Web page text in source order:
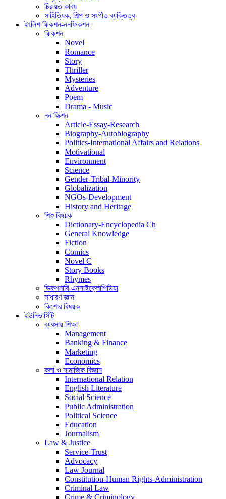
চিরায়ত কাব্য
সাহিত্যিক, শিল্প ও সংগীত ব্যক্তিত্ব
ইংলিশ ফিকশন-ননফিকশন
ফিকশন
Novel
Romance
Story
Thriller
Mysteries
Adventure
Poem
Drama - Music
নন ফিক্শন
Article-Essay-Research
Biography-Autobiography
Politics-International Affairs and Relations
Motivational
Environment
Science
Gender-Tribal-Minority
Globalization
NGOs-Development
History and Heritage
শিশু বিষয়ক
Dictionary-Encyclopedia Ch
General Knowledge
Fiction
Comics
Novel C
Story Books
Rhymes
ডিকশনারি-এনসাইক্লোপিডিয়া
সাধারণ জ্ঞান
কিশোর বিষয়ক
ইউনিভার্সিটি
ব্যবসায় শিক্ষা
Management
Banking & Finance
Marketing
Economics
কলা ও সামাজিক বিজ্ঞান
International Relation
English Literature
Social Science
Public Administration
Political Science
Education
Journalism
Law & Justice
Service-Trust
Advocacy
Law Journal
Constitution-Human Rights-Administration
Criminal Law
Crime & Criminology